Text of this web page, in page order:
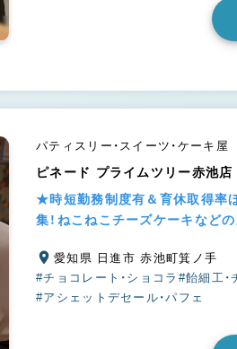
パティスリー・スイーツ・ケーキ屋
ピネード プライムツリー赤池店
★時短勤務制度有＆育休取得率
集！ねこねこチーズケーキなど
愛知県 日進市 赤池町箕ノ手
#チョコレート・ショコラ #飴細工・
#アシェットデセール・パフェ